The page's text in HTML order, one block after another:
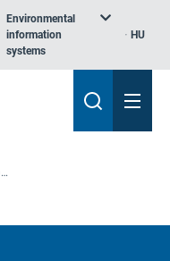
Environmental
information
systems
HU
A Climate-ADAPT alkalmazása a nemzeti vagy regionális alkalmazkodási tervezésben